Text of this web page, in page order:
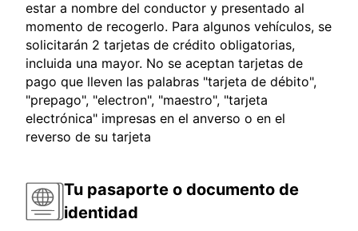
estar a nombre del conductor y presentado al
momento de recogerlo. Para algunos vehículos, se
solicitarán 2 tarjetas de crédito obligatorias,
incluida una mayor. No se aceptan tarjetas de
pago que lleven las palabras "tarjeta de débito",
"prepago", "electron", "maestro", "tarjeta
electrónica" impresas en el anverso o en el
reverso de su tarjeta
Tu pasaporte o documento de
identidad